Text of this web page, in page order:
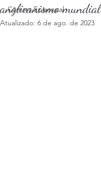
Câmara Episcopal
anglicanismo mundial
Atualizado: 6 de ago. de 2023